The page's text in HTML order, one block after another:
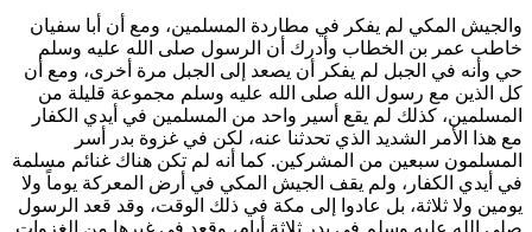
والجيش المكي لم يفكر في مطاردة المسلمين، ومع أن أبا سفيان
خاطب عمر بن الخطاب وأدرك أن الرسول صلى الله عليه وسلم
حي وأنه في الجبل لم يفكر أن يصعد إلى الجبل مرة أخرى، ومع أن
كل الذين مع رسول الله صلى الله عليه وسلم مجموعة قليلة من
المسلمين، كذلك لم يقع أسير واحد من المسلمين في أيدي الكفار
مع هذا الأمر الشديد الذي تحدثنا عنه، لكن في غزوة بدر أسر
المسلمون سبعين من المشركين. كما أنه لم تكن هناك غنائم مسلمة
في أيدي الكفار، ولم يقف الجيش المكي في أرض المعركة يوماً ولا
يومين ولا ثلاثة، بل عادوا إلى مكة في ذلك الوقت، وقد قعد الرسول